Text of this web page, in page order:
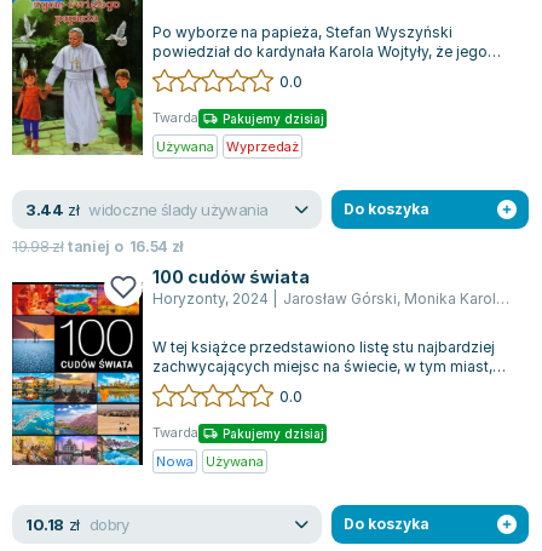
Po wyborze na papieża, Stefan Wyszyński
powiedział do kardynała Karola Wojtyły, że jego
misją będzie wprowadzenie Kościoła w Trzec...
0.0
Twarda Pakujemy dzisiaj
Używana Wyprzedaż
3.44 zł widoczne ślady używania
19.98złtaniej o 16.54 zł
Do koszyka
100 cudów świata
Horyzonty, 2024 Jarosław Górski, Monika Karolczuk
W tej książce przedstawiono listę stu najbardziej
zachwycających miejsc na świecie, w tym miast,
budowli, cudów natury oraz skarbó...
0.0
Twarda Pakujemy dzisiaj
Nowa Używana
10.18 zł dobry Do koszyka